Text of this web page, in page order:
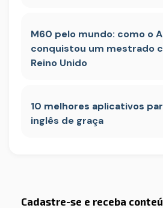
M60 pelo mundo: como o
conquistou um mestrado
Reino Unido
10 melhores aplicativos
inglês de graça
Cadastre-se e receba